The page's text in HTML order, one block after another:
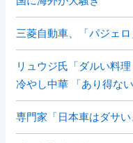
三菱自動車、「パジェ
リュウジ氏「ダルい料
冷やし中華 「あり得な
専門家「日本車はダサい